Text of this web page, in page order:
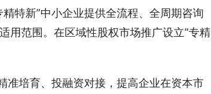
特新”中小企业提供全流程、全周期咨询
用范围。在区域性股权市场推广设立“专精
准培育、投融资对接，提高企业在资本市